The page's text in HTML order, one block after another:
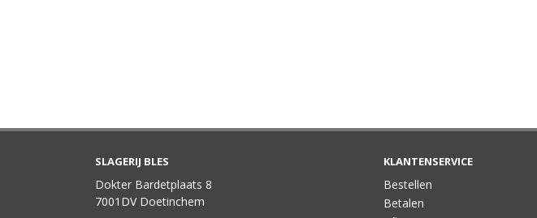
SLAGERIJ BLES
Dokter Bardetplaats 8
7001DV Doetinchem
KLANTENSERVICE
Bestellen
Betalen